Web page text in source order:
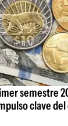
semestre
clave